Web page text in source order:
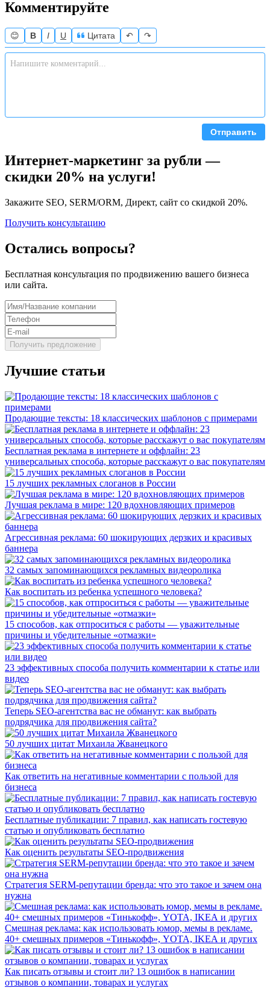
Комментируйте
😊 B I U Цитата ↶ ↷
Отправить
Интернет-маркетинг за рубли —
скидки 20% на услуги!
Закажите SEO, SERM/ORM, Директ, сайт со скидкой 20%.
Получить консультацию
Остались вопросы?
Бесплатная консультация по продвижению вашего бизнеса
или сайта.
Лучшие статьи
Продающие тексты: 18 классических шаблонов с примерами
Бесплатная реклама в интернете и оффлайн: 23
универсальных способа, которые расскажут о вас покупателям
15 лучших рекламных слоганов в России
Лучшая реклама в мире: 120 вдохновляющих примеров
Агрессивная реклама: 60 шокирующих дерзких и красивых
баннера
32 самых запоминающихся рекламных видеоролика
Как воспитать из ребенка успешного человека?
15 способов, как отпроситься с работы — уважительные
причины и убедительные «отмазки»
23 эффективных способа получить комментарии к статье или
видео
Теперь SEO-агентства вас не обманут: как выбрать
подрядчика для продвижения сайта?
50 лучших цитат Михаила Жванецкого
Как ответить на негативные комментарии с пользой для
бизнеса
Бесплатные публикации: 7 правил, как написать гостевую
статью и опубликовать бесплатно
Как оценить результаты SEO-продвижения
Стратегия SERM-репутации бренда: что это такое и зачем она
нужна
Смешная реклама: как использовать юмор, мемы в рекламе.
40+ смешных примеров «Тинькофф», YOTA, IKEA и других
Как писать отзывы и стоит ли? 13 ошибок в написании
отзывов о компании, товарах и услугах